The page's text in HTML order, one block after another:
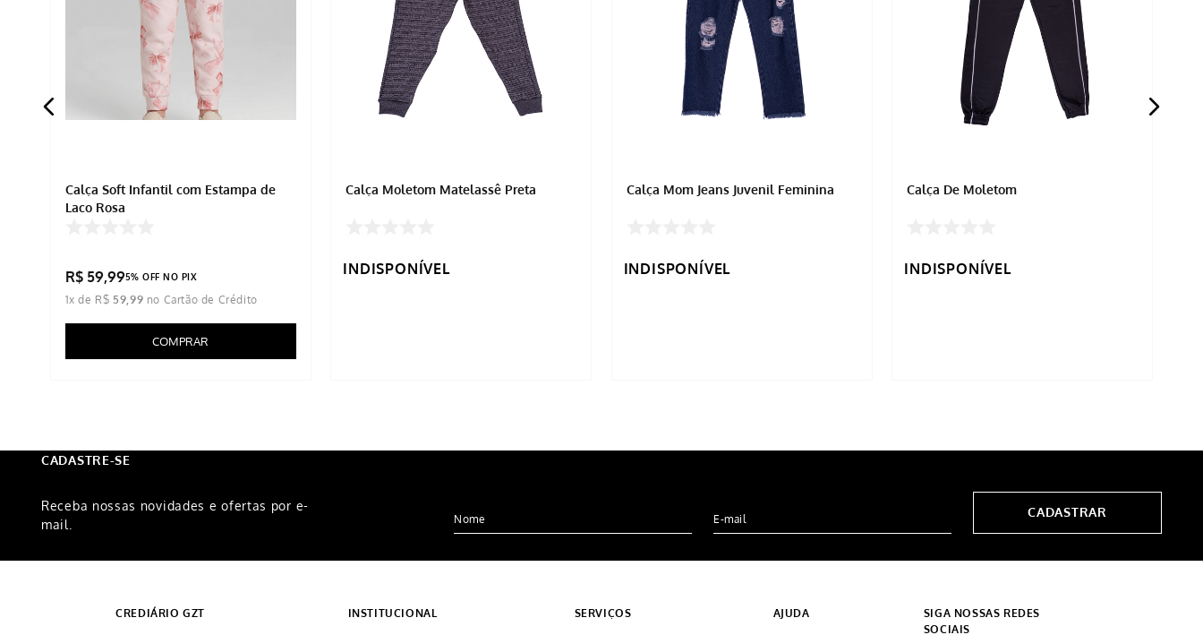
Calça Soft Infantil com Estampa de
Laço Rosa
R$ 59,995% OFF NO PIX
1x de R$ 59,99
COMPRAR
Calça Moletom Matelassê Preta
INDISPONÍVEL
Calça Mom Jeans Juvenil Feminina
INDISPONÍVEL
Calça De Moletom
INDISPONÍVEL
CADASTRE-SE
Receba nossas novidades e ofertas por e-
mail.
CADASTRAR
CREDIÁRIO GZT INSTITUCIONAL SERVIÇOS AJUDA
SIGA NOSSAS REDES
SOCIAIS